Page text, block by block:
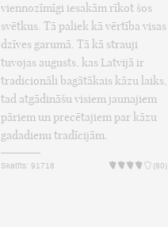
viennozīmīgi iesakām rīkot šos
svētkus. Tā paliek kā vērtība visas
dzīves garumā. Tā kā strauji
tuvojas augusts, kas Latvijā ir
tradicionāli bagātākais kāzu laiks,
tad atgādināšu visiem jaunajiem
pāriem un precētajiem par kāzu
gadadienu tradīcijām.
Skatīts: 91718 (80)